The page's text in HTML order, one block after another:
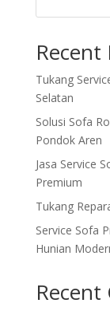
Recent
Tukang
Selatan
Solusi Sofa
Pondok Aren
Jasa Service
Premium
Tukang
Service Sofa
Hunian